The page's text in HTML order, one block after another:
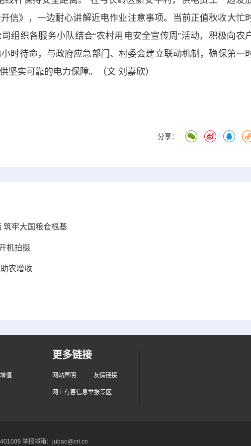
信》，一边耐心讲解近电作业注意事项。当前正值秋收大忙
组织各服务小队结合“农村用电安全宣传周”活动，积极向农
时待命，与政府应急部门、村委会建立联动机制，确保第一
坚实可靠的电力保障。（文 刘嘉欣）
分享：
筑牢大国粮仓根基
机拍摄
农增收
值
更多链接
网站声明 友情链接
网上有害信息举报专区
举报邮箱：jubao@cri.cn